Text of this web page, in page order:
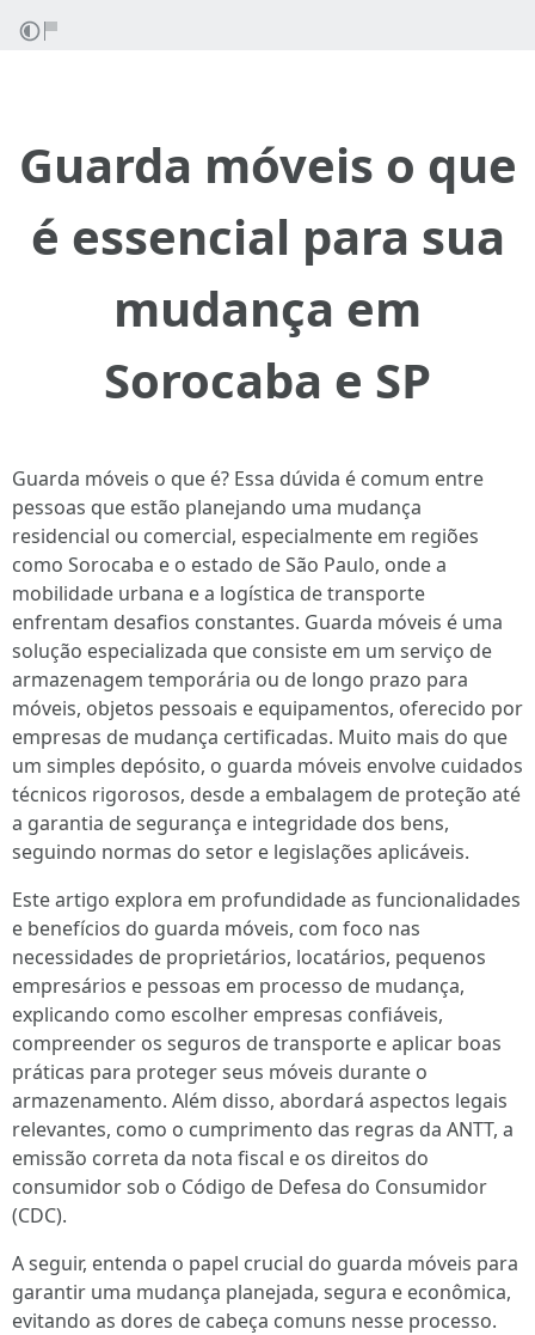
Guarda móveis o que
é essencial para sua
mudança em
Sorocaba e SP
Guarda móveis o que é? Essa dúvida é comum entre
pessoas que estão planejando uma mudança
residencial ou comercial, especialmente em regiões
como Sorocaba e o estado de São Paulo, onde a
mobilidade urbana e a logística de transporte
enfrentam desafios constantes. Guarda móveis é uma
solução especializada que consiste em um serviço de
armazenagem temporária ou de longo prazo para
móveis, objetos pessoais e equipamentos, oferecido por
empresas de mudança certificadas. Muito mais do que
um simples depósito, o guarda móveis envolve cuidados
técnicos rigorosos, desde a embalagem de proteção até
a garantia de segurança e integridade dos bens,
seguindo normas do setor e legislações aplicáveis.
Este artigo explora em profundidade as funcionalidades
e benefícios do guarda móveis, com foco nas
necessidades de proprietários, locatários, pequenos
empresários e pessoas em processo de mudança,
explicando como escolher empresas confiáveis,
compreender os seguros de transporte e aplicar boas
práticas para proteger seus móveis durante o
armazenamento. Além disso, abordará aspectos legais
relevantes, como o cumprimento das regras da ANTT, a
emissão correta da nota fiscal e os direitos do
consumidor sob o Código de Defesa do Consumidor
(CDC).
A seguir, entenda o papel crucial do guarda móveis para
garantir uma mudança planejada, segura e econômica,
evitando as dores de cabeça comuns nesse processo.